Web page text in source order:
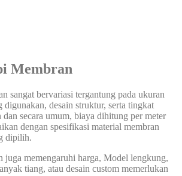
Membran
sangat bervariasi tergantung pada ukuran
digunakan, desain struktur, serta tingkat
dan secara umum, biaya dihitung per meter
dengan spesifikasi material membran
dipilih.
juga memengaruhi harga, Model lengkung,
tiang, atau desain custom memerlukan